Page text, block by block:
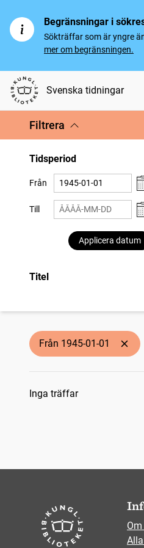
Begränsningar i
Sökträffar som är yngre
mer om begränsningen.
Svenska tidningar
Filtrera
Tidsperiod
Från
Till
Applicera datum
Titel
Från 1945-01-01
Sökresultat
Inga träffar